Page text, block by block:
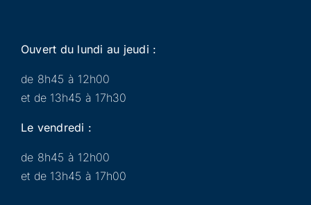
Ouvert du lundi au jeudi :
de 8h45 à 12h00
et de 13h45 à 17h30
Le vendredi :
de 8h45 à 12h00
et de 13h45 à 17h00